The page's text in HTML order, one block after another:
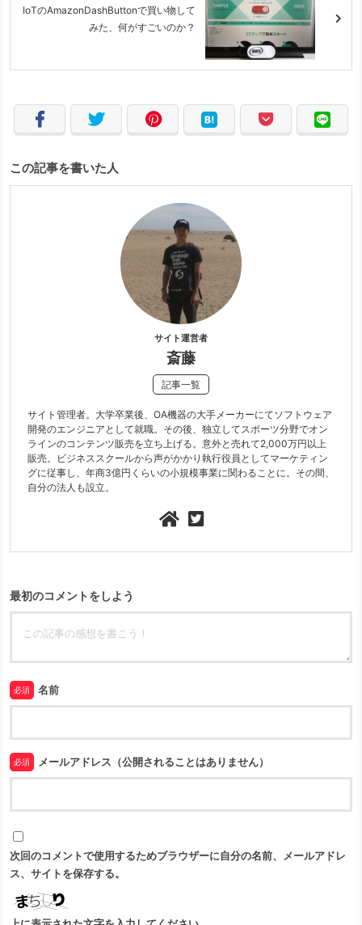
IoTのAmazonDashButtonで買い物して
みた、何がすごいのか？
この記事を書いた人
サイト運営者
斎藤
記事一覧
サイト管理者。大学卒業後、OA機器の大手メーカーにてソフトウェア
開発のエンジニアとして就職。その後、独立してスポーツ分野でオン
ラインのコンテンツ販売を立ち上げる。意外と売れて2,000万円以上
販売。ビジネススクールから声がかかり執行役員としてマーケティン
グに従事し、年商3億円くらいの小規模事業に関わることに。その間、
自分の法人も設立。
最初のコメントをしよう
必須 名前
必須 メールアドレス（公開されることはありません）
次回のコメントで使用するためブラウザーに自分の名前、メールアドレ
ス、サイトを保存する。